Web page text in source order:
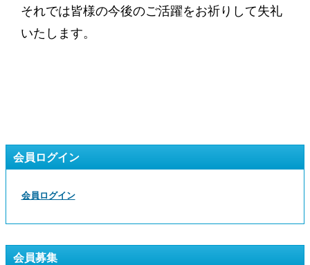
それでは皆様の今後のご活躍をお祈りして失礼
いたします。
会員ログイン
会員ログイン
会員募集